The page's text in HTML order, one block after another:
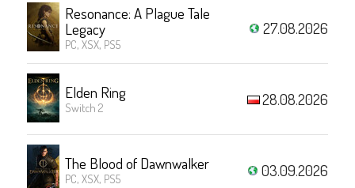
Resonance: A Plague Tale
Legacy
PC, XSX, PS5
27.08.2026
Elden Ring
Switch 2 28.08.2026
The Blood of Dawnwalker
PC, XSX, PS5 03.09.2026